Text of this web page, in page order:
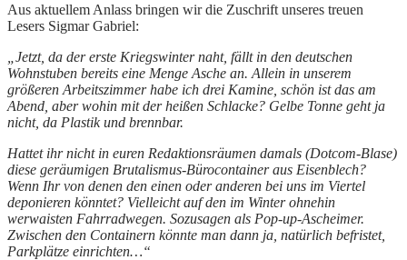
Aus aktuellem Anlass bringen wir die Zuschrift unseres treuen
Lesers Sigmar Gabriel:
„Jetzt, da der erste Kriegswinter naht, fällt in den deutschen
Wohnstuben bereits eine Menge Asche an. Allein in unserem
größeren Arbeitszimmer habe ich drei Kamine, schön ist das am
Abend, aber wohin mit der heißen Schlacke? Gelbe Tonne geht ja
nicht, da Plastik und brennbar.
Hattet ihr nicht in euren Redaktionsräumen damals (Dotcom-Blase)
diese geräumigen Brutalismus-Bürocontainer aus Eisenblech?
Wenn Ihr von denen den einen oder anderen bei uns im Viertel
deponieren könntet? Vielleicht auf den im Winter ohnehin
werwaisten Fahrradwegen. Sozusagen als Pop-up-Ascheimer.
Zwischen den Containern könnte man dann ja, natürlich befristet,
Parkplätze einrichten…“